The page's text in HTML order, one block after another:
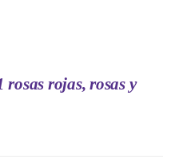
rosas rojas, rosas y